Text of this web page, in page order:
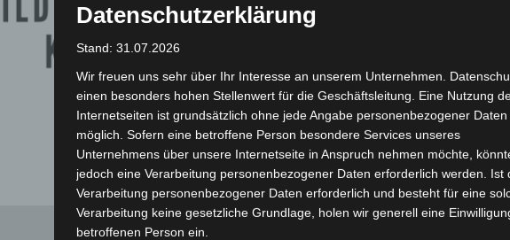
inkl. 19 % MwSt.
Lieferzeit:Versandfertig
Produktsicherheit Rezensionen (0)
Datenschutzerklärung
Stand: 31.07.2026
Wir freuen uns sehr über Ihr Interesse an unserem Unternehmen.
einen besonders hohen Stellenwert für die Geschäftsleitung. Eine Nutzung
Internetseiten ist grundsätzlich ohne jede Angabe personenbezogener Daten
möglich. Sofern eine betroffene Person besondere Services unseres
Unternehmens über unsere Internetseite in Anspruch nehmen möchte,
jedoch eine Verarbeitung personenbezogener Daten erforderlich werden. Ist
Verarbeitung personenbezogener Daten erforderlich und besteht für eine
Verarbeitung keine gesetzliche Grundlage, holen wir generell eine
betroffenen Person ein.